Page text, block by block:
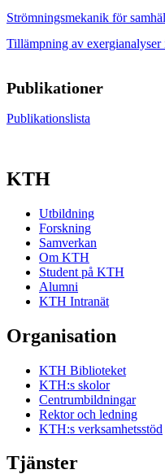
Strömningsmekanik för
Tillämpning av
Publikationer
Publikationslista
KTH
Utbildning
Forskning
Samverkan
Om KTH
Student på KTH
Alumni
KTH Intranät
Organisation
KTH Biblioteket
KTH:s skolor
Centrumbildningar
Rektor och ledning
KTH:s verksamhetsstöd
Tjänster